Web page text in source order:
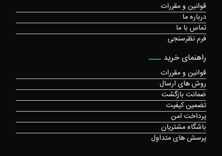
قوانین و مقررات
درباره ما
تماس با ما
فرم نظرسنجی
راهنمای خرید
قوانین و مقررات
روش های ارسال
ضمانت بازگشت
تضمین کیفیت
پرداخت امن
باشگاه مشتریان
پرسش های متداول